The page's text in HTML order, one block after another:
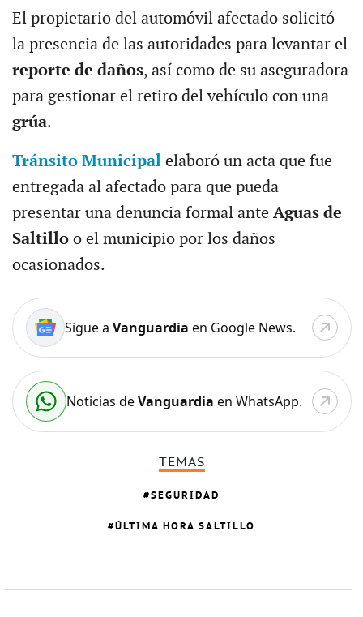
El propietario del automóvil afectado solicitó
la presencia de las autoridades para levantar el
reporte de daños, así como de su aseguradora
para gestionar el retiro del vehículo con una
grúa.
Tránsito Municipalelaboró un acta que fue
entregada al afectado para que pueda
presentar una denuncia formal ante Aguas de
Saltilloo el municipio por los daños
ocasionados.
Sigue a Vanguardia en Google News.
Noticias deVanguardia en WhatsApp.
TEMAS
SEGURIDAD
ÚLTIMA HORA SALTILLO